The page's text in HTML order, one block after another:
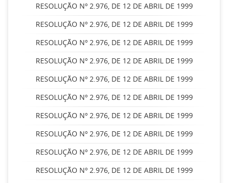
RESOLUÇÃO Nº 2.976, DE 12 DE ABRIL DE 1999
RESOLUÇÃO Nº 2.976, DE 12 DE ABRIL DE 1999
RESOLUÇÃO Nº 2.976, DE 12 DE ABRIL DE 1999
RESOLUÇÃO Nº 2.976, DE 12 DE ABRIL DE 1999
RESOLUÇÃO Nº 2.976, DE 12 DE ABRIL DE 1999
RESOLUÇÃO Nº 2.976, DE 12 DE ABRIL DE 1999
RESOLUÇÃO Nº 2.976, DE 12 DE ABRIL DE 1999
RESOLUÇÃO Nº 2.976, DE 12 DE ABRIL DE 1999
RESOLUÇÃO Nº 2.976, DE 12 DE ABRIL DE 1999
RESOLUÇÃO Nº 2.976, DE 12 DE ABRIL DE 1999